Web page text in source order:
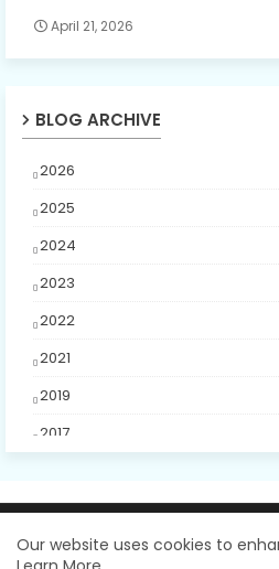
April 21, 2026
BLOG ARCHIVE
2026
2025
2024
2023
2022
2021
2019
2017
2015
2014
Design by - Blogger
Our website uses cookies to